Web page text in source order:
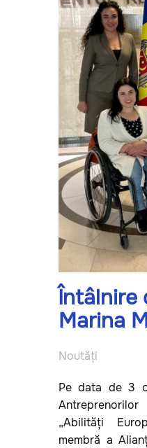
Întâlnire
Marina
Noutăți
Pe data de 3
„Abilități
membră a